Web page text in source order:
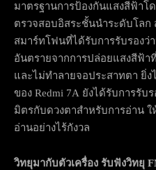
มาตรฐานการป้องกันแสงสีฟ้าโ
ตรวจสอบอิสระชั้นนำระดับโลก
สมาร์ทโฟนที่ได้รับการรับรองว่
อันตรายจากการปล่อยแสงสีฟ้
และไม่ทำลายจอประสาทตา ยิ่
ของ Redmi 7A ยังได้รับการรับ
มิตรกับดวงตาสำหรับการอ่าน
อ่านอย่างไร้กังวล
วิทยุมากับตัวเครื่อง รับฟังวิทยุ